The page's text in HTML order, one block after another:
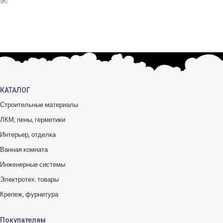
КАТАЛОГ
Строительные материалы
ЛКМ, пены, герметики
Интерьер, отделка
Ванная комната
Инженерные системы
Электротех. товары
Крепеж, фурнитура
Покупателям